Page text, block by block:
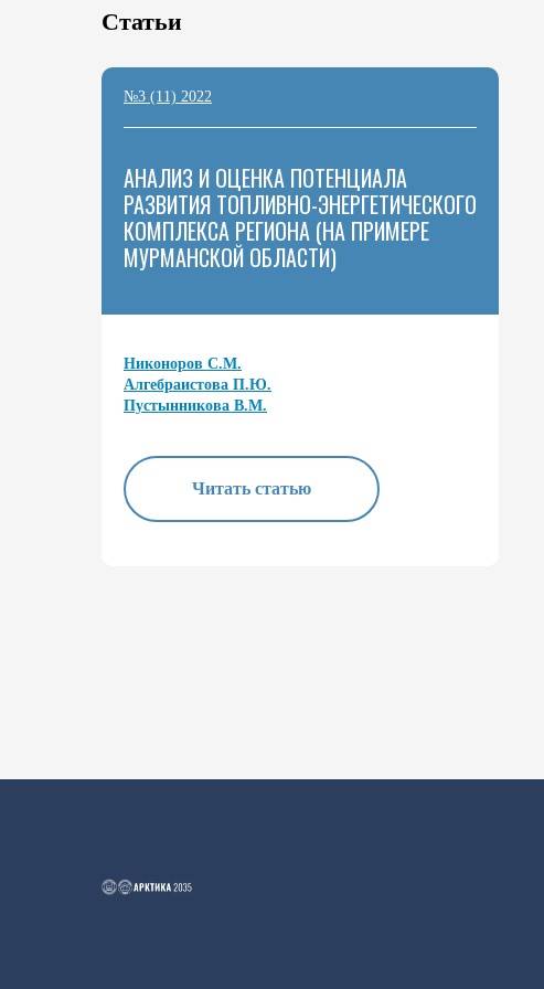
Статьи
№3 (11) 2022
АНАЛИЗ И ОЦЕНКА ПОТЕНЦИАЛА
РАЗВИТИЯ ТОПЛИВНО-ЭНЕРГЕТИЧЕСКОГО
КОМПЛЕКСА РЕГИОНА (НА ПРИМЕРЕ
МУРМАНСКОЙ ОБЛАСТИ)
Никоноров С.М.
Алгебраистова П.Ю.
Пустынникова В.М.
Читать статью